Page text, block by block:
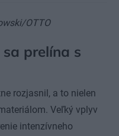
OTTO
prelína s
rozjasnil, a to nielen
Veľký vplyv
intenzívneho